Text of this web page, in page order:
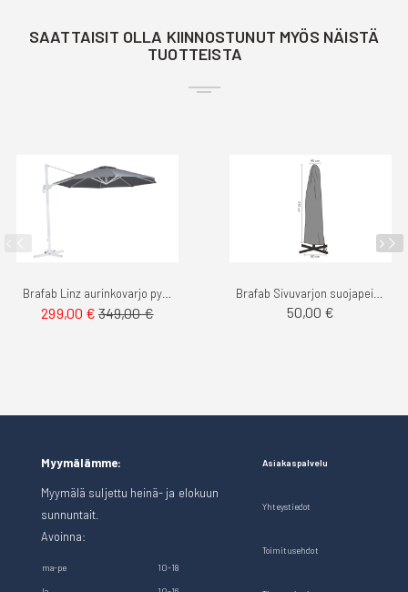
SAATTAISIT OLLA KIINNOSTUNUT MYÖS NÄISTÄ
TUOTTEISTA
299,00 € 349,00 € 50,00 €
Myymälämme:
Myymälä suljettu heinä- ja elokuun
sunnuntait.
Avoinna:
ma-pe 10-18
Asiakaspalvelu
Yhteystiedot
Toimitusehdot